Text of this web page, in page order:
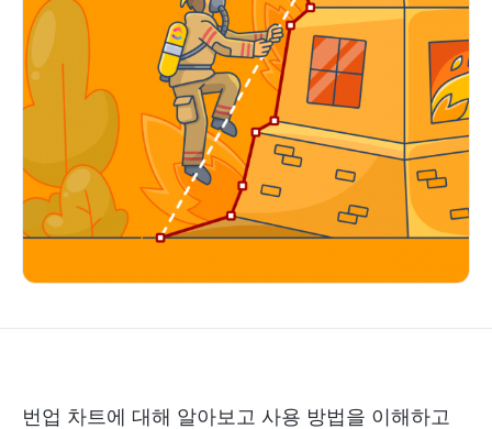
번업 차트에 대해 알아보고 사용 방법을 이해하고